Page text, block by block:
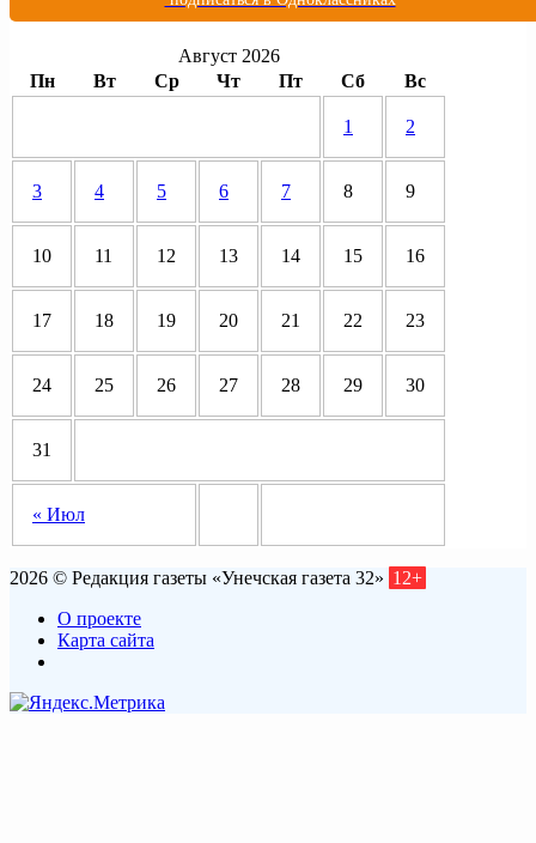
Август 2026
Пн
Вт Ср Чт Пт Сб Вс
« Июл
1 2
3 4 5 6 7 8 9
10 11 12 13 14 15 16
17 18 19 20 21 22 23
24 25 26 27 28 29 30
31
2026 © Редакция газеты «Унечская газета 32» 12+
О проекте
Карта сайта